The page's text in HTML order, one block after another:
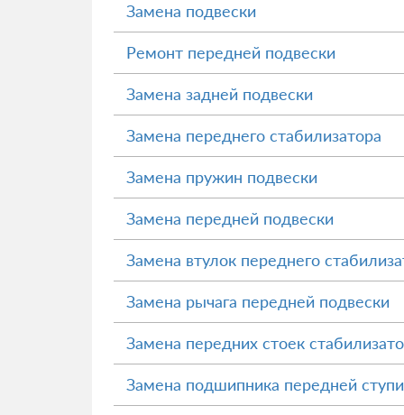
Замена подвески
Ремонт передней подвески
Замена задней подвески
Замена переднего стабилизатора
Замена пружин подвески
Замена передней подвески
Замена втулок переднего
Замена рычага передней подвески
Замена передних стоек
Замена подшипника передней